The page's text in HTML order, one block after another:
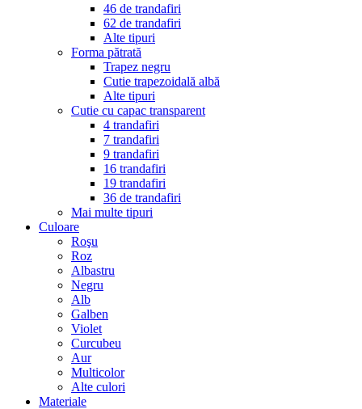
46 de trandafiri
62 de trandafiri
Alte tipuri
Forma pătrată
Trapez negru
Cutie trapezoidală albă
Alte tipuri
Cutie cu capac transparent
4 trandafiri
7 trandafiri
9 trandafiri
16 trandafiri
19 trandafiri
36 de trandafiri
Mai multe tipuri
Culoare
Roşu
Roz
Albastru
Negru
Alb
Galben
Violet
Curcubeu
Aur
Multicolor
Alte culori
Materiale